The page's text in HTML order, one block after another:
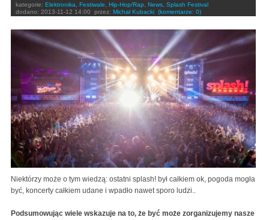
kategorie: Elektronika, Festiwale, Hip-Hop/Rap, News, Splash Festival
dodano: 2013-11-12 14:00 przez: Michał Kubacki (komentarze: 0)
Niektórzy może o tym wiedzą: ostatni splash! był całkiem ok, pogoda mogła
być, koncerty całkiem udane i wpadło nawet sporo ludzi..
Podsumowując wiele wskazuje na to, że być może zorganizujemy nasze